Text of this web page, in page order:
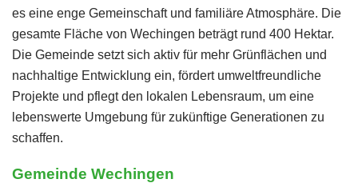
es eine enge Gemeinschaft und familiäre Atmosphäre. Die
gesamte Fläche von Wechingen beträgt rund 400 Hektar.
Die Gemeinde setzt sich aktiv für mehr Grünflächen und
nachhaltige Entwicklung ein, fördert umweltfreundliche
Projekte und pflegt den lokalen Lebensraum, um eine
lebenswerte Umgebung für zukünftige Generationen zu
schaffen.
Gemeinde Wechingen